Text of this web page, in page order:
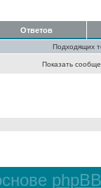
Ответов
Подходящих
Показать
phpBB